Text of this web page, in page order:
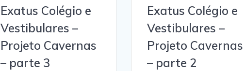
Exatus Colégio e
Vestibulares –
Projeto Cavernas
– parte 3
Exatus Colégio e
Vestibulares –
Projeto Cavernas
– parte 2